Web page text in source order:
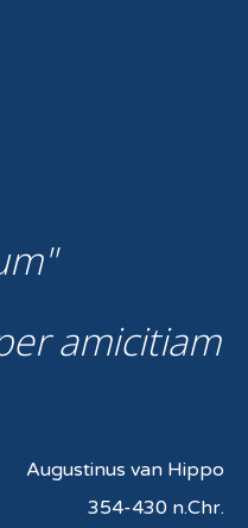
amicitiam
Augustinus van Hippo
354-430 n.Chr.